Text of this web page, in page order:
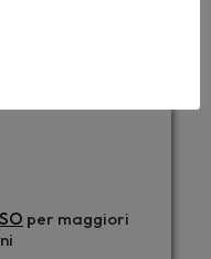
per maggiori